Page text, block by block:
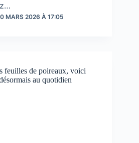
MARS 2026 À 17:05
feuilles de poireaux, voici
au quotidien